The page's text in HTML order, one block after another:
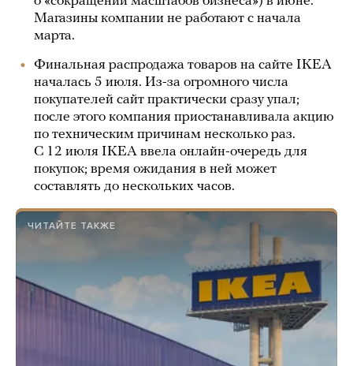
Магазины компании не работают с начала
марта.
Финальная распродажа товаров на сайте IKEA
началась 5 июля. Из-за огромного числа
покупателей сайт практически сразу упал;
после этого компания приостанавливала акцию
по техническим причинам несколько раз.
С 12 июля IKEA ввела онлайн-очередь для
покупок; время ожидания в ней может
составлять до нескольких часов.
ЧИТАЙТЕ ТАКЖЕ